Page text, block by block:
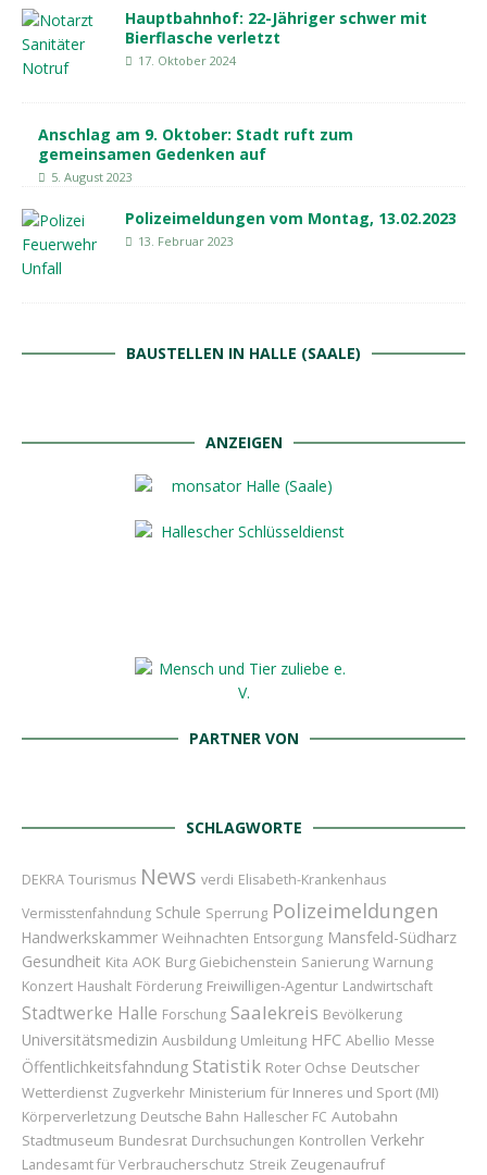
Hauptbahnhof: 22-Jähriger schwer mit
Bierflasche verletzt
17. Oktober 2024
Anschlag am 9. Oktober: Stadt ruft zum
gemeinsamen Gedenken auf
5. August 2023
Polizeimeldungen vom Montag, 13.02.2023
13. Februar 2023
BAUSTELLEN IN HALLE (SAALE)
ANZEIGEN
PARTNER VON
SCHLAGWORTE
DEKRA Tourismus News verdi Elisabeth-Krankenhaus
Vermisstenfahndung Schule Sperrung Polizeimeldungen
Handwerkskammer Weihnachten Entsorgung Mansfeld-Südharz
Gesundheit Kita AOK Burg Giebichenstein Sanierung Warnung
Konzert Haushalt Förderung Freiwilligen-Agentur Landwirtschaft
Stadtwerke Halle Forschung Saalekreis Bevölkerung
Universitätsmedizin Ausbildung Umleitung HFC Abellio Messe
Öffentlichkeitsfahndung Statistik Roter Ochse Deutscher
Wetterdienst Zugverkehr Ministerium für Inneres und Sport (MI)
Körperverletzung Deutsche Bahn Hallescher FC Autobahn
Stadtmuseum Bundesrat Durchsuchungen Kontrollen Verkehr
Landesamt für Verbraucherschutz Streik Zeugenaufruf